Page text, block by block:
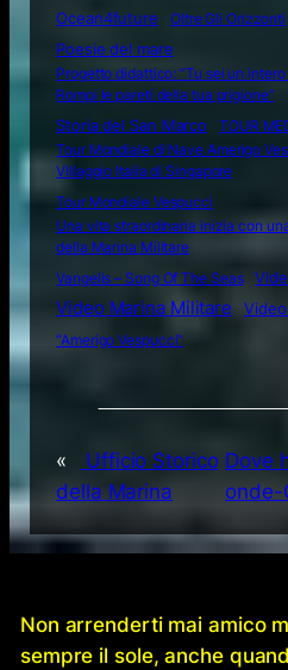
Ocean4future
Oltre Gli Orizzonti
Poesie del mare
Progetto didattico: “Tu sei un
Rompi le pareti della tua prigione”
Storia del San Marco
TOUR
Tour Mondiale di Nave Amerigo
Villaggio Italia di Singapore
Tour Mondiale Vespucci
Una vita straordinaria inizia con
della Marina Militare
Vangelis – Song Of The Seas
Video Marina Militare
“Amerigo Vespucci”
«
Ufficio Storico
della Marina
Dove
onde-
Non arrenderti mai amico
sempre il sole, anche